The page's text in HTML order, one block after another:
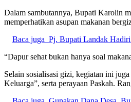
Dalam sambutannya, Bupati Karolin
memperhatikan asupan makanan
Baca juga Pj. Bupati Landak
“Dapur sehat bukan hanya soal
Selain sosialisasi gizi, kegiatan ini
Keluarga”, serta perayaan Paskah.